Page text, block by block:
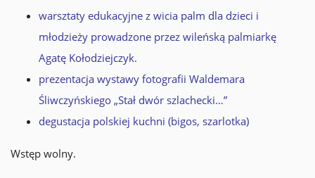
warsztaty edukacyjne z wicia palm dla dzieci i
młodzieży prowadzone przez wileńską palmiarkę
Agatę Kołodziejczyk.
prezentacja wystawy fotografii Waldemara
Śliwczyńskiego „Stał dwór szlachecki…”
degustacja polskiej kuchni (bigos, szarlotka)
Wstęp wolny.